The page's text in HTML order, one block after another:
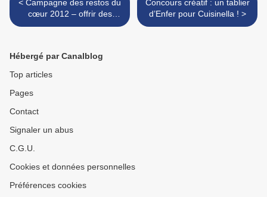
< Campagne des restos du
cœur 2012 – offrir des
repas.
Concours créatif : un tablier
d’Enfer pour Cuisinella ! >
Hébergé par Canalblog
Top articles
Pages
Contact
Signaler un abus
C.G.U.
Cookies et données personnelles
Préférences cookies